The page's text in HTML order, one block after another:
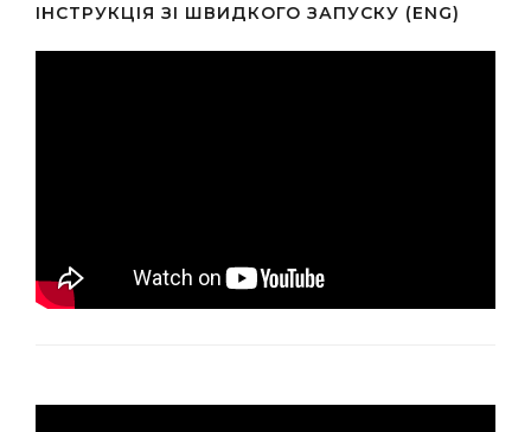
ІНСТРУКЦІЯ ЗІ ШВИДКОГО ЗАПУСКУ (ENG)